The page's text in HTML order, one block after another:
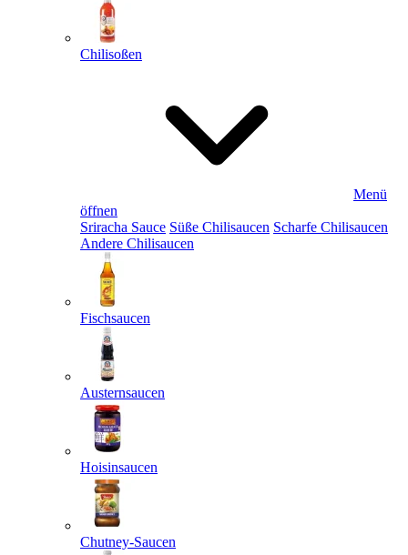
Chilisoßen
Menü
öffnen
Sriracha Sauce Süße Chilisaucen Scharfe Chilisaucen
Andere Chilisaucen
Fischsaucen
Austernsaucen
Hoisinsaucen
Chutney-Saucen